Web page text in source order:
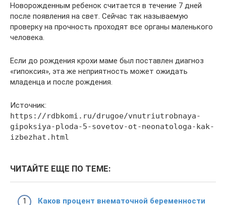
Новорожденным ребенок считается в течение 7 дней
после появления на свет. Сейчас так называемую
проверку на прочность проходят все органы маленького
человека.
Если до рождения крохи маме был поставлен диагноз
«гипоксия», эта же неприятность может ожидать
младенца и после рождения.
Источник:
https://rdbkomi.ru/drugoe/vnutriutrobnaya-
gipoksiya-ploda-5-sovetov-ot-neonatologa-kak-
izbezhat.html
ЧИТАЙТЕ ЕЩЕ ПО ТЕМЕ:
Каков процент внематочной беременности